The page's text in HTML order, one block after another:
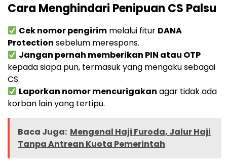
Cara Menghindari Penipuan CS Palsu
Cek nomor pengirim melalui fitur DANA
Protection sebelum merespons.
Jangan pernah memberikan PIN atau OTP
kepada siapa pun, termasuk yang mengaku sebagai
CS.
Laporkan nomor mencurigakan agar tidak ada
korban lain yang tertipu.
Baca Juga: Mengenal Haji Furoda, Jalur Haji
Tanpa Antrean Kuota Pemerintah